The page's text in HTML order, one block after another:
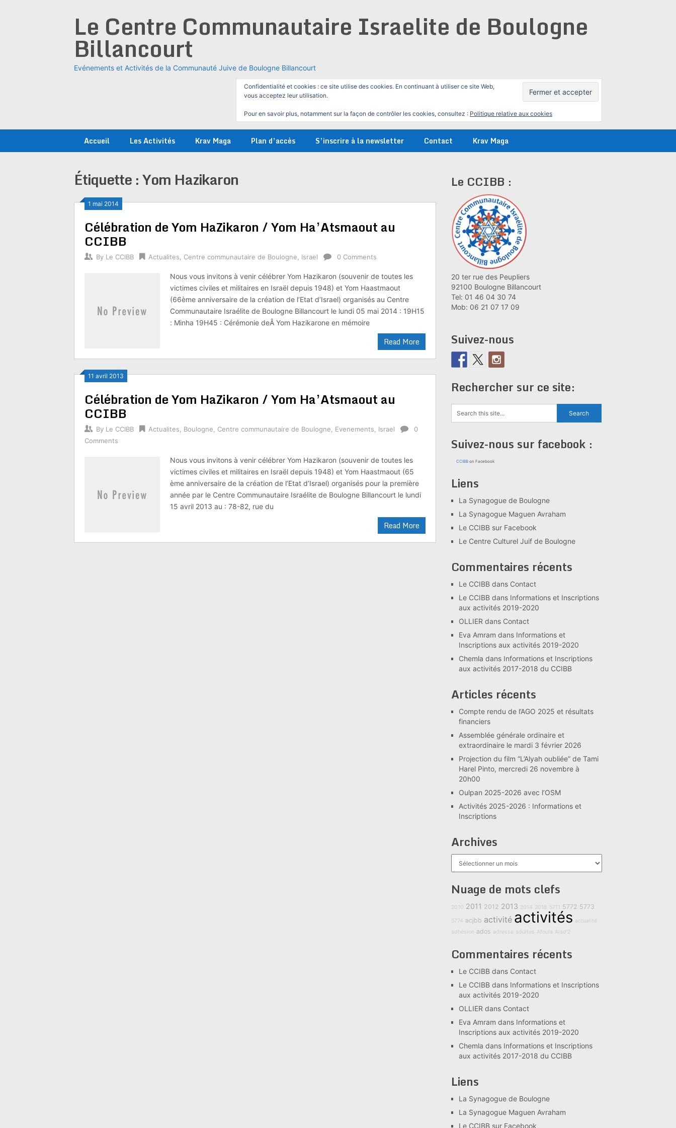
Le Centre Communautaire Israelite de Boulogne
Billancourt
Evénements et Activités de la Communauté Juive de Boulogne Billancourt
Confidentialité et cookies : ce site utilise des cookies. En continuant à utiliser ce site Web,
vous acceptez leur utilisation.
Pour en savoir plus, notamment sur la façon de contrôler les cookies, consultez : Politique relative aux cookies
Accueil Les Activités Krav Maga Plan d’accès S’inscrire à la newsletter Contact Krav Maga
Étiquette :Yom Hazikaron
1 mai 2014
Célébration de Yom HaZikaron / Yom Ha’Atsmaout au
CCIBB
By Le CCIBB Actualites Centre communautaire de Boulogne Israel 0 Comments
Nous vous invitons à venir célébrer Yom Hazikaron (souvenir de toutes les
victimes civiles et militaires en Israël depuis 1948) et Yom Haastmaout
(66ème anniversaire de la création de l’Etat d’Israel) organisés au Centre
Communautaire Israélite de Boulogne Billancourt le lundi 05 mai 2014 : 19H15
: Minha 19H45 : Cérémonie deÂ Yom Hazikarone en mémoire
Read More
11 avril 2013
Célébration de Yom HaZikaron / Yom Ha’Atsmaout au
CCIBB
By Le CCIBB Actualites Boulogne Centre communautaire de Boulogne Evenements Israel
0
Comments
Nous vous invitons à venir célébrer Yom Hazikaron (souvenir de toutes les
victimes civiles et militaires en Israël depuis 1948) et Yom Haastmaout (65
ème anniversaire de la création de l’Etat d’Israel) organisés pour la première
année par le Centre Communautaire Israélite de Boulogne Billancourt le lundi
15 avril 2013 au : 78-82, rue du
Read More
Le CCIBB :
20 ter rue des Peupliers
92100 Boulogne Billancourt
Tel: 01 46 04 30 74
Mob: 06 21 07 17 09
Suivez-nous
Rechercher sur ce site:
Suivez-nous sur facebook :
CCIBB on Facebook
Liens
La Synagogue de Boulogne
La Synagogue Maguen Avraham
Le CCIBB sur Facebook
Le Centre Culturel Juif de Boulogne
Commentaires récents
Le CCIBB dans Contact
Le CCIBB dans Informations et Inscriptions
aux activités 2019-2020
OLLIER dans Contact
Eva Amram dans Informations et
Inscriptions aux activités 2019-2020
Chemla dans Informations et Inscriptions
aux activités 2017-2018 du CCIBB
Articles récents
Compte rendu de l’AGO 2025 et résultats
financiers
Assemblée générale ordinaire et
extraordinaire le mardi 3 février 2026
Projection du film “L’Alyah oubliée” de Tami
Harel Pinto, mercredi 26 novembre à
20h00
Oulpan 2025-2026 avec l’OSM
Activités 2025-2026 : Informations et
Inscriptions
Archives
Nuage de mots clefs
2010 2011 2012 2013 2014 2018 5711 5772 5773
5774 acjbb activité activités actualité
adhésion ados adresse adultes Afoula Alad'2
Commentaires récents
Le CCIBB dans Contact
Le CCIBB dans Informations et Inscriptions
aux activités 2019-2020
OLLIER dans Contact
Eva Amram dans Informations et
Inscriptions aux activités 2019-2020
Chemla dans Informations et Inscriptions
aux activités 2017-2018 du CCIBB
Liens
La Synagogue de Boulogne
La Synagogue Maguen Avraham
Le CCIBB sur Facebook